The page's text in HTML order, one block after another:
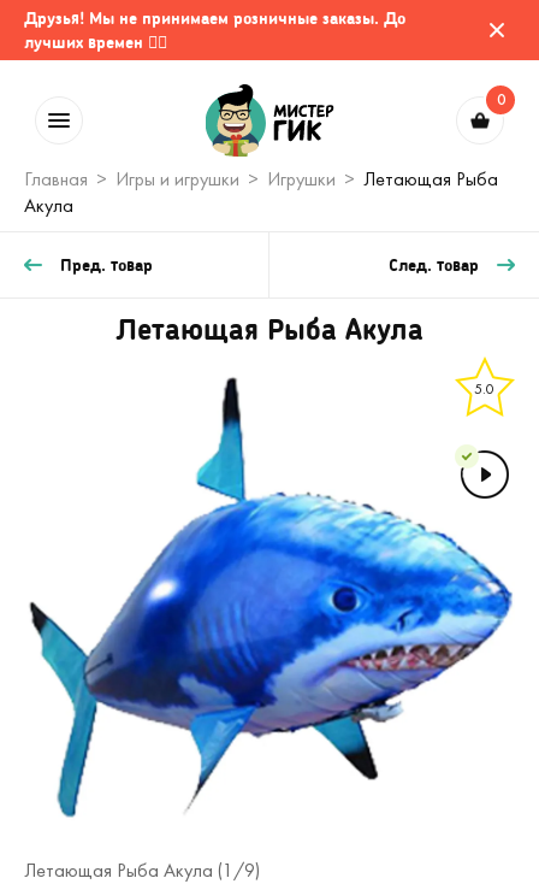
Друзья! Мы не принимаем розничные заказы. До
лучших времен 🤷‍♂️
0
Главная Игры и игрушки Игрушки
Летающая Рыба
Акула
Пред. товар След. товар
Летающая Рыба Акула
5.0
Летающая Рыба Акула (1 /9)